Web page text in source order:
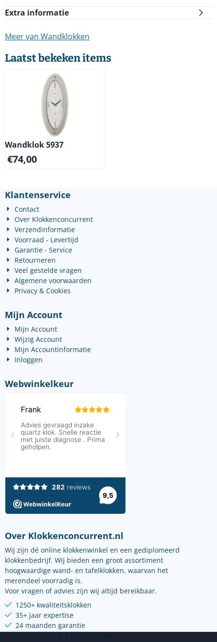
Extra informatie
Meer van Wandklokken
Laatst bekeken items
Wandklok 5937
€74,00
Klantenservice
Contact
Over Klokkenconcurrent
Verzendinformatie
Voorraad - Levertijd
Garantie - Service
Retourneren
Veel gestelde vragen
Algemene voorwaarden
Privacy & Cookies
Mijn Account
Mijn Account
Wijzig Account
Mijn Accountinformatie
Inloggen
Webwinkelkeur
Over Klokkenconcurrent.nl
Wij zijn dé online klokkenwinkel en een gediplomeerd
klokkenbedrijf. Wij bieden een groot assortiment
hoogwaardige wand- en tafelklokken, waarvan het
merendeel voorradig is.
Voor vragen of advies zijn wij altijd bereikbaar.
1250+ kwaliteitsklokken
35+ jaar expertise
24 maanden garantie